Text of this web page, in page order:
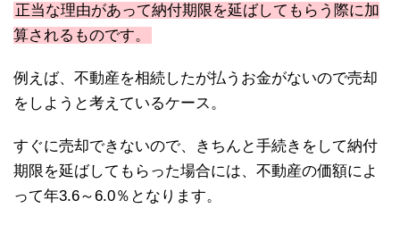
正当な理由があって納付期限を延ばしてもらう際に加
算されるものです。
例えば、不動産を相続したが払うお金がないので売却
をしようと考えているケース。
すぐに売却できないので、きちんと手続きをして納付
期限を延ばしてもらった場合には、不動産の価額によ
って年3.6～6.0％となります。